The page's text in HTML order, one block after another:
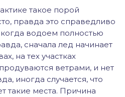
такое порой
правда это справедливо
когда водоем полностью
сначала лед начинает
на тех участках
ветрами, и нет
иногда случается, что
такие места. Причина